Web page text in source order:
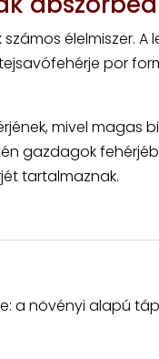
élelmiszer. A
por
mivel magas
gazdagok
tartalmaznak.
a növényi alapú